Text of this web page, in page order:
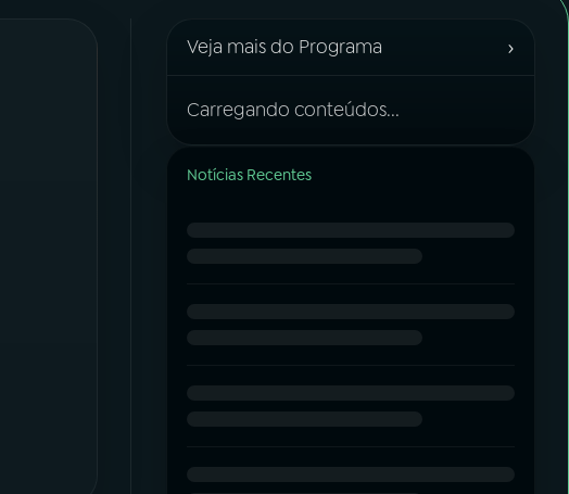
Veja mais do Programa ›
Carregando conteúdos...
Notícias Recentes